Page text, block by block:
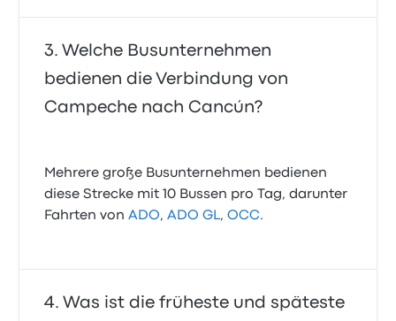
Welche Busunternehmen
bedienen die Verbindung von
Campeche nach Cancún?
Mehrere große Busunternehmen bedienen
diese Strecke mit 10 Bussen pro Tag, darunter
Fahrten vonADO,ADO GL,OCC.
Was ist die früheste und späteste